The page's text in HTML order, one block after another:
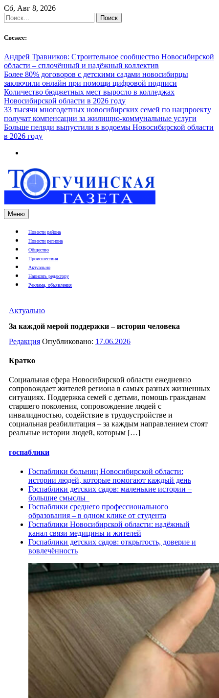
Skip
to
content
Сб, Авг 8, 2026
Найти:
Свежее:
Андрей Травников: Строительное сообщество Новосибирской
области – сплочённый и надёжный коллектив
Более 80% договоров с детскими садами новосибирцы
заключили онлайн при помощи цифровой подписи
Количество бюджетных мест выросло в колледжах
Новосибирской области в 2026 году
33 тысячи многодетных новосибирских семей по нацпроекту
получат компенсации за жилищно-коммунальные услуги
Больше пеляди выпустили в водоемы Новосибирской области
в 2026 году
Меню
Новости района
Новости региона
Общество
Происшествия
Актуально
Написать редактору
Реклама, объявления
Актуально
За каждой мерой поддержки – история человека
Редакция Опубликовано: 17.06.2026
Кратко
Социальная сфера Новосибирской области ежедневно
сопровождает жителей региона в самых разных жизненных
ситуациях. Поддержка семей с детьми, помощь гражданам
старшего поколения, сопровождение людей с
инвалидностью, содействие в трудоустройстве и
социальная реабилитация – за каждым направлением стоят
реальные истории людей, которым […]
госпаблики
Госпаблики больниц Новосибирской области:
истории людей, которые помогают каждый день
Госпаблики детских садов: маленькие истории –
большие смыслы
Госпаблики среднего профессионального
образования – в одном клике от студента
Госпаблики Новосибирской области: надёжный
канал связи медицины и жителей
Госпаблики детских садов: открытость, доверие и
вовлечённость